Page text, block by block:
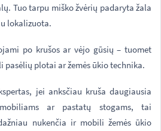
Tuo tarpu miško žvėrių padaryta žala
lokalizuota.
po krušos ar vėjo gūsių – tuomet
pasėlių plotai ar žemės ūkio technika.
jei anksčiau kruša daugiausia
ar pastatų stogams, tai
nukenčia ir mobili žemės ūkio